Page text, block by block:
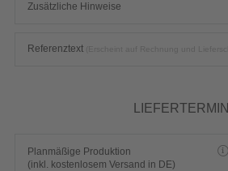
Zusätzliche Hinweise
Referenztext
LIEFERTERMIN
Planmäßige Produktion
(inkl. kostenlosem Versand in DE)